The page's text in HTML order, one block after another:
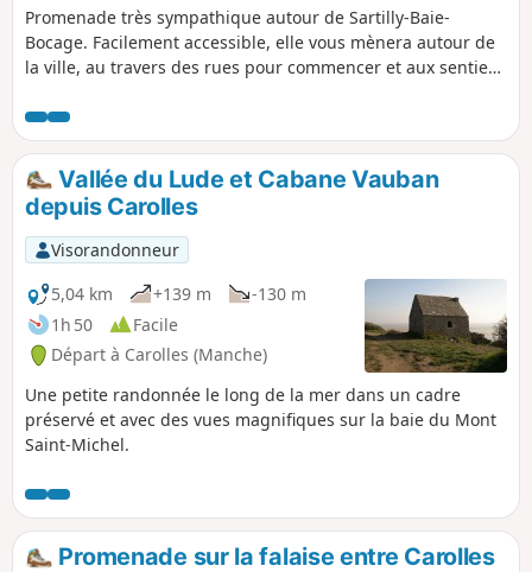
Promenade très sympathique autour de Sartilly-Baie-
Bocage. Facilement accessible, elle vous mènera autour de
la ville, au travers des rues pour commencer et aux sentiers
nombreux chevaux.
Vallée du Lude et Cabane Vauban
depuis Carolles
Visorandonneur
5,04 km
+139 m
-130 m
1h 50
Facile
Départ à Carolles (Manche)
Une petite randonnée le long de la mer dans un cadre
préservé et avec des vues magnifiques sur la baie du Mont
Saint-Michel.
Promenade sur la falaise entre Carolles